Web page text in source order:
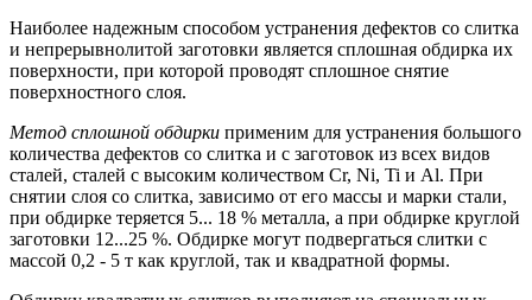
Наиболее надежным способом устранения дефектов со слитка
и непрерывнолитой заготовки является сплошная обдирка их
поверхности, при которой проводят сплошное снятие
поверхностного слоя.
Метод сплошной обдирки применим для устранения большого
количества дефектов со слитка и с заготовок из всех видов
сталей, сталей с высоким количеством Cr, Ni, Ti и Al. При
снятии слоя со слитка, зависимо от его массы и марки стали,
при обдирке теряется 5... 18 % металла, а при обдирке круглой
заготовки 12...25 %. Обдирке могут подвергаться слитки с
массой 0,2 - 5 т как круглой, так и квадратной формы.